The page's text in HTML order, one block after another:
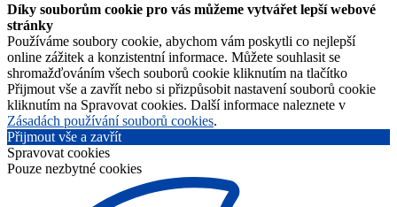
Díky souborům cookie pro vás můžeme vytvářet lepší webové
stránky
Používáme soubory cookie, abychom vám poskytli co nejlepší
online zážitek a konzistentní informace. Můžete souhlasit se
shromažďováním všech souborů cookie kliknutím na tlačítko
Přijmout vše a zavřít nebo si přizpůsobit nastavení souborů cookie
kliknutím na Spravovat cookies. Další informace naleznete v
Zásadách používání souborů cookies.
Přijmout vše a zavřít
Spravovat cookies
Pouze nezbytné cookies